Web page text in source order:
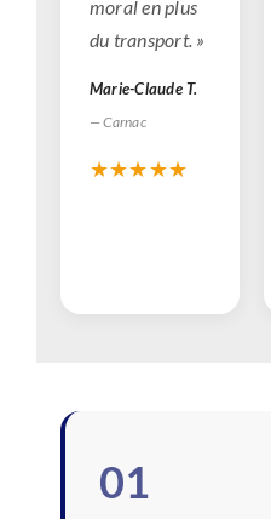
moral en plus
du transport. »
Marie-Claude T.
— Carnac
★★★★★
01